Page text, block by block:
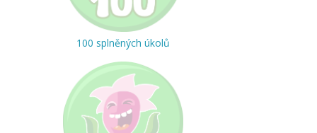
100 splněných úkolů